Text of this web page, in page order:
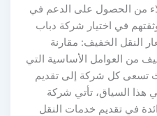
من الحصول على الدعم في
في اختيار شركة دباب
الخفيف: مقارنة
من العوامل الأساسية التي
تسعى كل شركة إلى تقديم
السياق، تأتي شركة
في تقديم خدمات النقل